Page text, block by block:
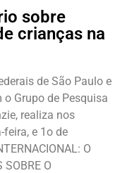
sobre
crianças na
de São Paulo e
Grupo de Pesquisa
realiza nos
e 1o de
O
SOBRE O